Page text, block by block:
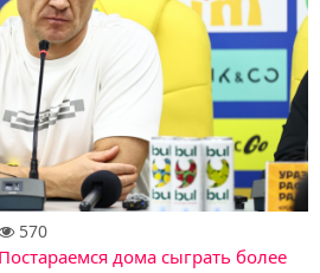
570
дома сыграть более